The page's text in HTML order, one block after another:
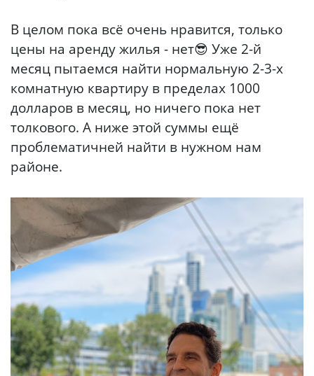
В целом пока всё очень нравится, только
цены на аренду жилья - нет😎 Уже 2-й
месяц пытаемся найти нормальную 2-3-х
комнатную квартиру в пределах 1000
долларов в месяц, но ничего пока нет
толкового. А ниже этой суммы ещё
проблематичней найти в нужном нам
районе.